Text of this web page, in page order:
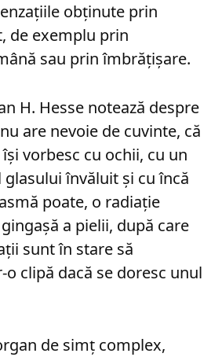
obținute prin
de exemplu prin
sau prin îmbrățișare.
H. Hesse notează despre
are nevoie de cuvinte, că
vorbesc cu ochii, cu un
învăluit și cu încă
poate, o radiație
a pielii, după care
sunt în stare să
clipă dacă se doresc unul
de simț complex,